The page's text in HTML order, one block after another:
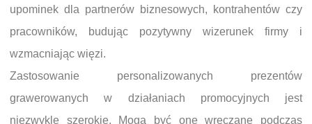
upominek dla partnerów biznesowych, kontrahentów czy
pracowników, budując pozytywny wizerunek firmy i
wzmacniając więzi.
Zastosowanie personalizowanych prezentów
grawerowanych w działaniach promocyjnych jest
niezwykle szerokie. Mogą być one wręczane podczas